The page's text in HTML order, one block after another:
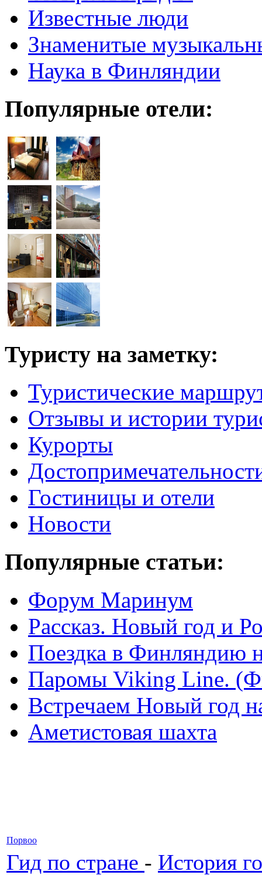
Известные люди
Знаменитые
Наука в Финляндии
Популярные отели:
Туристу на заметку:
Туристические
Отзывы и истории
Курорты
Гостиницы и отели
Новости
Популярные статьи:
Форум Маринум
Рассказ. Новый год и
Поездка в Финляндию
Паромы Viking Line.
Встречаем Новый год
Аметистовая шахта
Порвоо
Гид по стране - История